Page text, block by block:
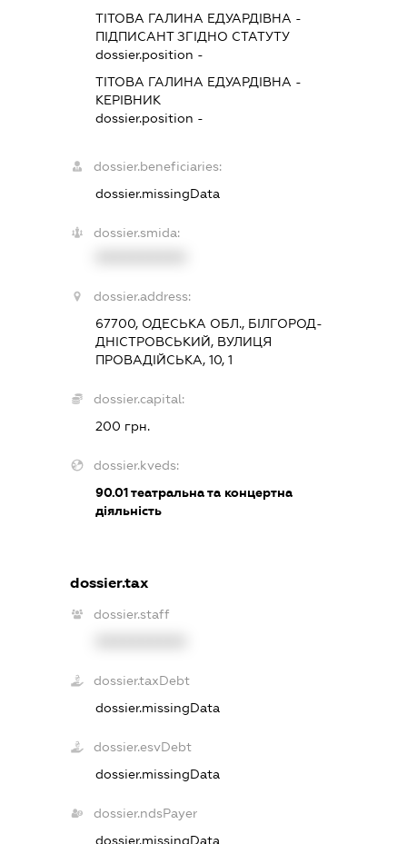
ТІТОВА ГАЛИНА ЕДУАРДІВНА -
ПІДПИСАНТЗГІДНО СТАТУТУ
dossier.position -
ТІТОВА ГАЛИНА ЕДУАРДІВНА -
КЕРІВНИК
dossier.position -
dossier.beneficiaries:
dossier.missingData
dossier.smida:
dossier.address:
67700, ОДЕСЬКА ОБЛ., БІЛГОРОД-
ДНІСТРОВСЬКИЙ, ВУЛИЦЯ
ПРОВАДІЙСЬКА, 10, 1
dossier.capital:
200 грн.
dossier.kveds:
90.01театральна та концертна
діяльність
dossier.tax
dossier.staff
dossier.taxDebt
dossier.missingData
dossier.esvDebt
dossier.missingData
dossier.ndsPayer
dossier.missingData